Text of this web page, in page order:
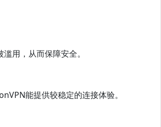
用，从而保障安全。
能提供较稳定的连接体验。